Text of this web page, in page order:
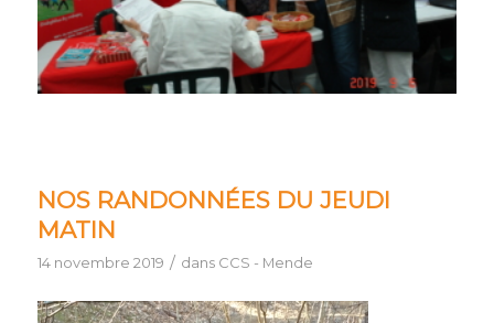
NOS RANDONNÉES DU JEUDI
MATIN
14 novembre 2019 / dans CCS - Mende